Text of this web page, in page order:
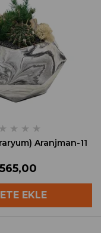
★ ★ ★ ★
Aranjman-11
EKLE